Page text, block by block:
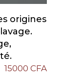
origines
15000 CFA